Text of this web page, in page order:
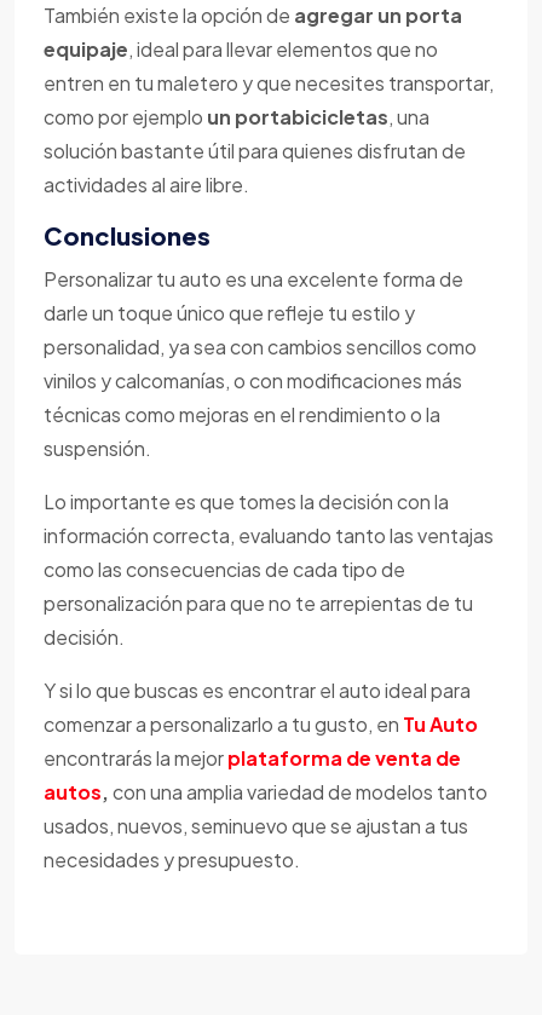
También existe la opción de agregar un porta
equipaje, ideal para llevar elementos que no
entren en tu maletero y que necesites transportar,
como por ejemplo un portabicicletas, una
solución bastante útil para quienes disfrutan de
actividades al aire libre.
Conclusiones
Personalizar tu auto es una excelente forma de
darle un toque único que refleje tu estilo y
personalidad, ya sea con cambios sencillos como
vinilos y calcomanías, o con modificaciones más
técnicas como mejoras en el rendimiento o la
suspensión.
Lo importante es que tomes la decisión con la
información correcta, evaluando tanto las ventajas
como las consecuencias de cada tipo de
personalización para que no te arrepientas de tu
decisión.
Y si lo que buscas es encontrar el auto ideal para
comenzar a personalizarlo a tu gusto, en Tu Auto
encontrarás la mejorplataforma de venta de
autos,con una amplia variedad de modelos tanto
usados, nuevos, seminuevo que se ajustan a tus
necesidades y presupuesto.